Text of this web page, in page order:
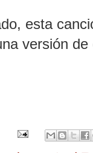
esta
versión de